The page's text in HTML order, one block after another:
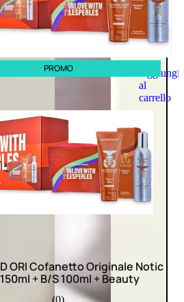
Aggiungi
al
carrello
PROMO
D ORI Cofanetto Originale Notic
150ml + B/S 100ml + Beauty